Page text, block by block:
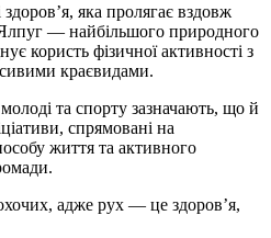
яка пролягає вздовж
— найбільшого природного
користь фізичної активності з
краєвидами.
та спорту зазначають, що й
спрямовані на
життя та активного
адже рух — це здоров’я,